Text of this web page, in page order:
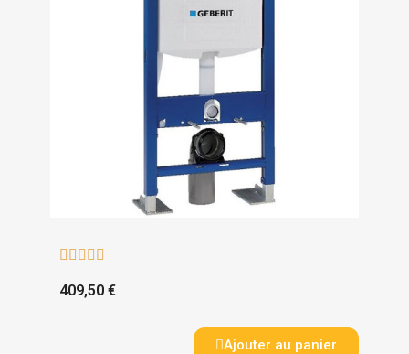
    
409,50 €
Ajouter au panier